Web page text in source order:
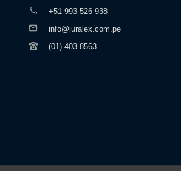
+51 993 526 938
info@iuralex.com.pe
(01) 403-8563